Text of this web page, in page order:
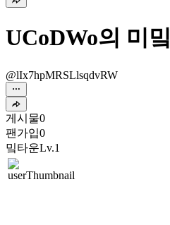
UCoDWo의 미밐
@lIx7hpMRSLlsqdvRW
게시물0
팬가입0
밐타운Lv.1